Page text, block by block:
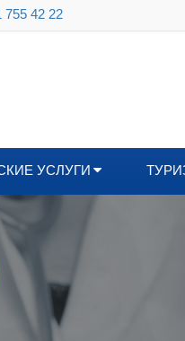
755 42 22
УСЛУГИ